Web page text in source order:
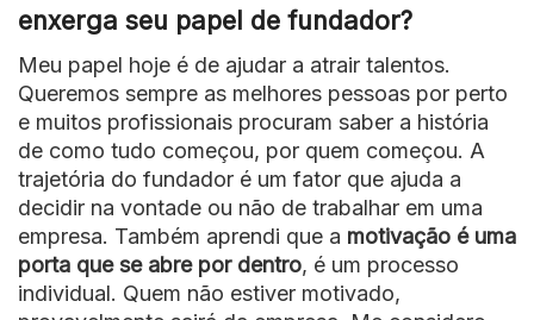
enxerga seu papel de fundador?
Meu papel hoje é de ajudar a atrair talentos.
Queremos sempre as melhores pessoas por perto
e muitos profissionais procuram saber a história
de como tudo começou, por quem começou. A
trajetória do fundador é um fator que ajuda a
decidir na vontade ou não de trabalhar em uma
empresa. Também aprendi que a motivação é uma
porta que se abre por dentro, é um processo
individual. Quem não estiver motivado,